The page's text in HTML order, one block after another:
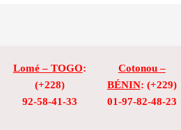
Lomé – TOGO:
(+228)
92-58-41-33
Cotonou –
BÉNIN: (+229)
01-97-82-48-23